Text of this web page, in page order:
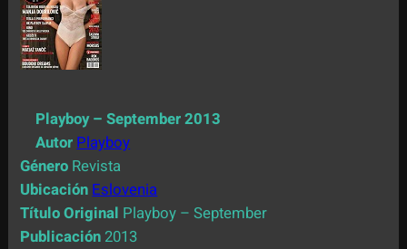
Playboy – September 2013
Autor Playboy
Género Revista
Ubicación Eslovenia
Título Original Playboy – September
Publicación 2013